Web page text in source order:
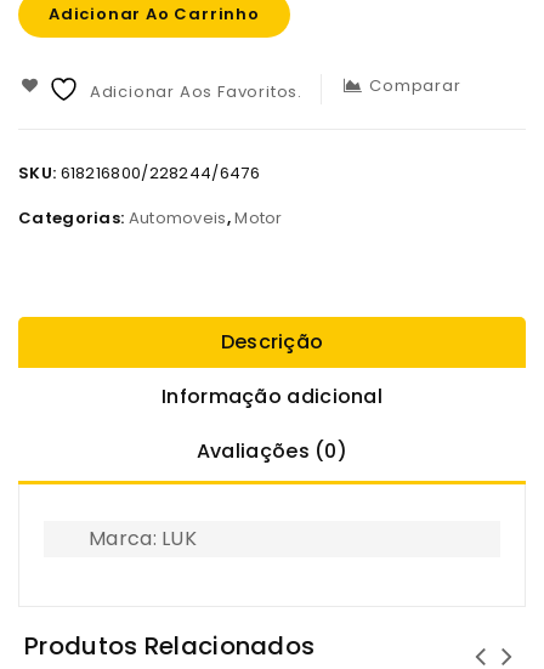
Adicionar Ao Carrinho
Adicionar Aos Favoritos. Comparar
SKU: 618216800/228244/6476
Categorias: Automoveis,Motor
Descrição
Informação adicional
Avaliações (0)
Marca: LUK
Produtos Relacionados